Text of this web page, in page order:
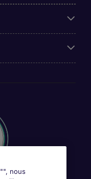
nous